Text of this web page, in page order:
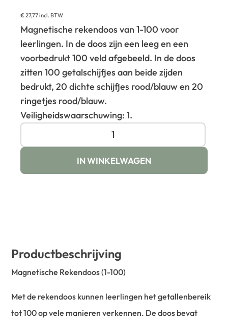
€27,77incl. BTW
Magnetische rekendoos van 1-100 voor
leerlingen. In de doos zijn een leeg en een
voorbedrukt 100 veld afgebeeld. In de doos
zitten 100 getalschijfjes aan beide zijden
bedrukt, 20 dichte schijfjes rood/blauw en 20
ringetjes rood/blauw.
Veiligheidswaarschuwing: 1.
IN WINKELWAGEN
Productbeschrijving
Magnetische Rekendoos (1-100)
Met de rekendoos kunnen leerlingen het getallenbereik
tot 100 op vele manieren verkennen. De doos bevat